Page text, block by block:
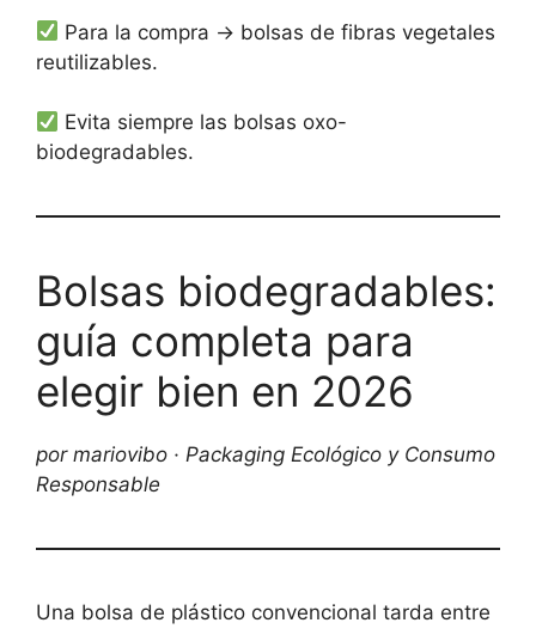
Para la compra → bolsas de fibras vegetales
reutilizables.
Evita siempre las bolsas oxo-
biodegradables.
Bolsas biodegradables:
guía completa para
elegir bien en 2026
por mariovibo · Packaging Ecológico y Consumo
Responsable
Una bolsa de plástico convencional tarda entre